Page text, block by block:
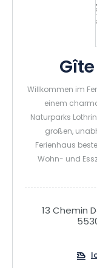
Willkommen im
einem
Naturparks
großen,
Ferienhaus
Wohn- und
Schlafzimmern
wird zur
Gartenmöbel
13 Chemin